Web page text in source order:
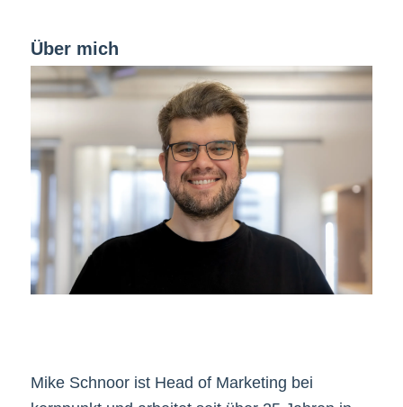
Über mich
Mike Schnoor ist Head of Marketing bei